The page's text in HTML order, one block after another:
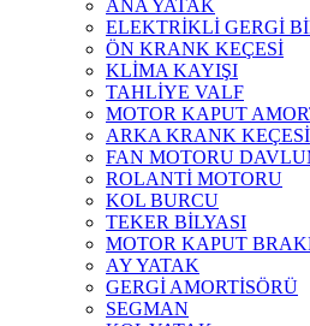
ANA YATAK
ELEKTRİKLİ GERGİ
ÖN KRANK KEÇESİ
KLİMA KAYIŞI
TAHLİYE VALF
MOTOR KAPUT
ARKA KRANK KEÇESİ
FAN MOTORU
ROLANTİ MOTORU
KOL BURCU
TEKER BİLYASI
MOTOR KAPUT
AY YATAK
GERGİ AMORTİSÖRÜ
SEGMAN